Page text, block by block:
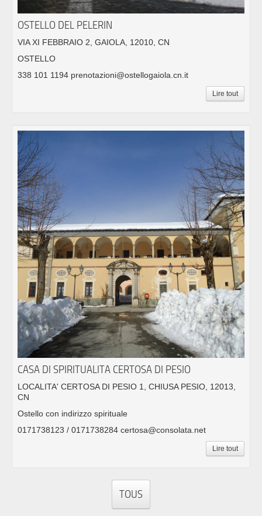
OSTELLO DEL PELERIN
VIA XI FEBBRAIO 2, GAIOLA, 12010, CN
OSTELLO
338 101 1194 prenotazioni@ostellogaiola.cn.it
Lire tout
CASA DI SPIRITUALITA CERTOSA DI PESIO
LOCALITA' CERTOSA DI PESIO 1, CHIUSA PESIO, 12013,
CN
Ostello con indirizzo spirituale
0171738123 / 0171738284 certosa@consolata.net
Lire tout
TOUS